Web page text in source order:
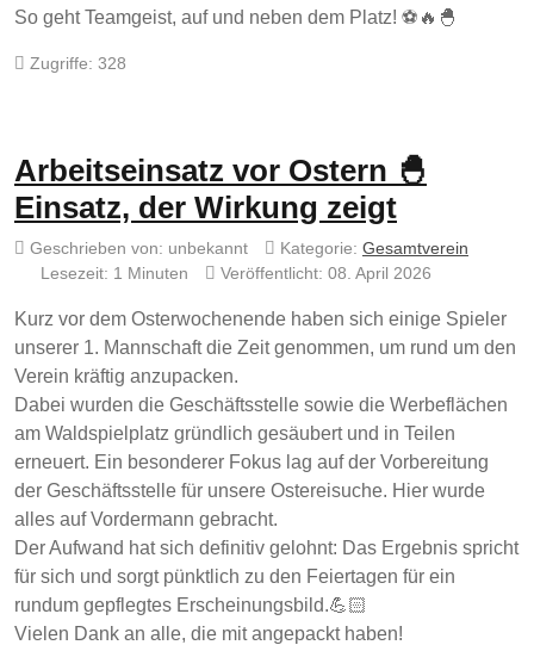
So geht Teamgeist, auf und neben dem Platz! ⚽🔥🐣
Zugriffe: 328
Arbeitseinsatz vor Ostern 🐣
Einsatz, der Wirkung zeigt
Geschrieben von: unbekannt Kategorie: Gesamtverein
Lesezeit: 1 Minuten
Veröffentlicht: 08. April 2026
Kurz vor dem Osterwochenende haben sich einige Spieler
unserer 1. Mannschaft die Zeit genommen, um rund um den
Verein kräftig anzupacken.
Dabei wurden die Geschäftsstelle sowie die Werbeflächen
am Waldspielplatz gründlich gesäubert und in Teilen
erneuert. Ein besonderer Fokus lag auf der Vorbereitung
der Geschäftsstelle für unsere Ostereisuche. Hier wurde
alles auf Vordermann gebracht.
Der Aufwand hat sich definitiv gelohnt: Das Ergebnis spricht
für sich und sorgt pünktlich zu den Feiertagen für ein
rundum gepflegtes Erscheinungsbild.💪🏻
Vielen Dank an alle, die mit angepackt haben!